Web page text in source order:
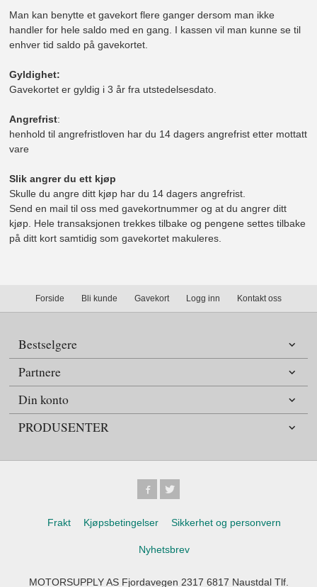
Man kan benytte et gavekort flere ganger dersom man ikke
handler for hele saldo med en gang. I kassen vil man kunne se til
enhver tid saldo på gavekortet.
Gyldighet:
Gavekortet er gyldig i 3 år fra utstedelsesdato.
Angrefrist:
henhold til angrefristloven har du 14 dagers angrefrist etter mottatt
vare
Slik angrer du ett kjøp
Skulle du angre ditt kjøp har du 14 dagers angrefrist.
Send en mail til oss med gavekortnummer og at du angrer ditt
kjøp. Hele transaksjonen trekkes tilbake og pengene settes tilbake
på ditt kort samtidig som gavekortet makuleres.
Forside Bli kunde Gavekort Logg inn Kontakt oss
Bestselgere
Partnere
Din konto
PRODUSENTER
Frakt Kjøpsbetingelser Sikkerhet og personvern
Nyhetsbrev
MOTORSUPPLY AS Fjordavegen 2317 6817 Naustdal Tlf.